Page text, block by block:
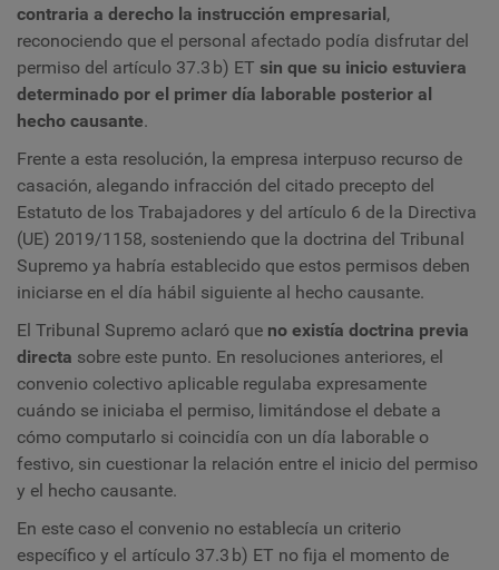
contraria a derecho la instrucción empresarial,
reconociendo que el personal afectado podía disfrutar del
permiso del artículo 37.3 b) ET sin que su inicio estuviera
determinado por el primer día laborable posterior al
hecho causante.
Frente a esta resolución, la empresa interpuso recurso de
casación, alegando infracción del citado precepto del
Estatuto de los Trabajadores y del artículo 6 de la Directiva
(UE) 2019/1158, sosteniendo que la doctrina del Tribunal
Supremo ya habría establecido que estos permisos deben
iniciarse en el día hábil siguiente al hecho causante.
El Tribunal Supremo aclaró que no existía doctrina previa
directa sobre este punto. En resoluciones anteriores, el
convenio colectivo aplicable regulaba expresamente
cuándo se iniciaba el permiso, limitándose el debate a
cómo computarlo si coincidía con un día laborable o
festivo, sin cuestionar la relación entre el inicio del permiso
y el hecho causante.
En este caso el convenio no establecía un criterio
específico y el artículo 37.3 b) ET no fija el momento de